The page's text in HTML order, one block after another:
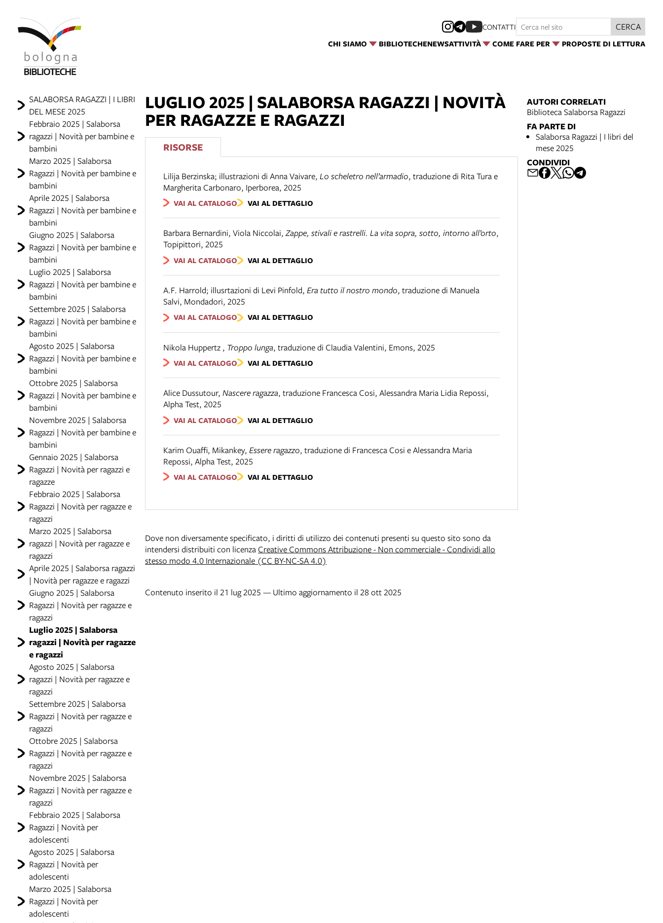
CHI SIAMO BIBLIOTECHENEWSATTIVITÀ COME FARE PER PROPOSTE DI LETTURA
CONTATTI CERCA
SALABORSA RAGAZZI | I LIBRI
DEL MESE 2025
Febbraio 2025 | Salaborsa
ragazzi | Novità per bambine e
bambini
Marzo 2025 | Salaborsa
Ragazzi | Novità per bambine e
bambini
Aprile 2025 | Salaborsa
Ragazzi | Novità per bambine e
bambini
Giugno 2025 | Salaborsa
Ragazzi | Novità per bambine e
bambini
Luglio 2025 | Salaborsa
Ragazzi | Novità per bambine e
bambini
Settembre 2025 | Salaborsa
Ragazzi | Novità per bambine e
bambini
Agosto 2025 | Salaborsa
Ragazzi | Novità per bambine e
bambini
Ottobre 2025 | Salaborsa
Ragazzi | Novità per bambine e
bambini
Novembre 2025 | Salaborsa
Ragazzi | Novità per bambine e
bambini
Gennaio 2025 | Salaborsa
Ragazzi | Novità per ragazzi e
ragazze
Febbraio 2025 | Salaborsa
Ragazzi | Novità per ragazze e
ragazzi
Marzo 2025 | Salaborsa
ragazzi | Novità per ragazze e
ragazzi
Aprile 2025 | Salaborsa ragazzi
| Novità per ragazze e ragazzi
Giugno 2025 | Salaborsa
Ragazzi | Novità per ragazze e
ragazzi
Luglio 2025 | Salaborsa
ragazzi | Novità per ragazze
e ragazzi
Agosto 2025 | Salaborsa
ragazzi | Novità per ragazze e
ragazzi
Settembre 2025 | Salaborsa
Ragazzi | Novità per ragazze e
ragazzi
Ottobre 2025 | Salaborsa
Ragazzi | Novità per ragazze e
ragazzi
Novembre 2025 | Salaborsa
Ragazzi | Novità per ragazze e
ragazzi
Febbraio 2025 | Salaborsa
Ragazzi | Novità per
adolescenti
Agosto 2025 | Salaborsa
Ragazzi | Novità per
adolescenti
Marzo 2025 | Salaborsa
Ragazzi | Novità per
adolescenti
LUGLIO 2025 | SALABORSA RAGAZZI | NOVITÀ
PER RAGAZZE E RAGAZZI
RISORSE
Lilija Berzinska; illustrazioni di Anna Vaivare, Lo scheletro nell’armadio, traduzione di Rita Tura e
Margherita Carbonaro, Iperborea, 2025
VAI AL CATALOGO VAI AL DETTAGLIO
Barbara Bernardini, Viola Niccolai,Zappe, stivali e rastrelli. La vita sopra, sotto, intorno all’orto,
Topipittori, 2025
VAI AL CATALOGO VAI AL DETTAGLIO
A.F. Harrold; illusrtazioni di Levi Pinfold, Era tutto il nostro mondo, traduzione di Manuela
Salvi, Mondadori, 2025
VAI AL CATALOGO VAI AL DETTAGLIO
Nikola Huppertz , Troppo lunga, traduzione di Claudia Valentini, Emons, 2025
VAI AL CATALOGO VAI AL DETTAGLIO
Alice Dussutour, Nascere ragazza, traduzione Francesca Cosi, Alessandra Maria Lidia Repossi,
Alpha Test, 2025
VAI AL CATALOGO VAI AL DETTAGLIO
Karim Ouaffi, Mikankey, Essere ragazzo, traduzione di Francesca Cosi e Alessandra Maria
Repossi, Alpha Test, 2025
VAI AL CATALOGO VAI AL DETTAGLIO
Dove non diversamente specificato, i diritti di utilizzo dei contenuti presenti su questo sito sono da
intendersi distribuiti con licenzaCreative Commons Attribuzione - Non commerciale - Condividi allo
stesso modo 4.0 Internazionale (CC BY-NC-SA 4.0)
Contenuto inserito il 21 lug 2025 — Ultimo aggiornamento il 28 ott 2025
AUTORI CORRELATI
Biblioteca Salaborsa Ragazzi
FA PARTE DI
Salaborsa Ragazzi | I libri del
mese 2025
CONDIVIDI